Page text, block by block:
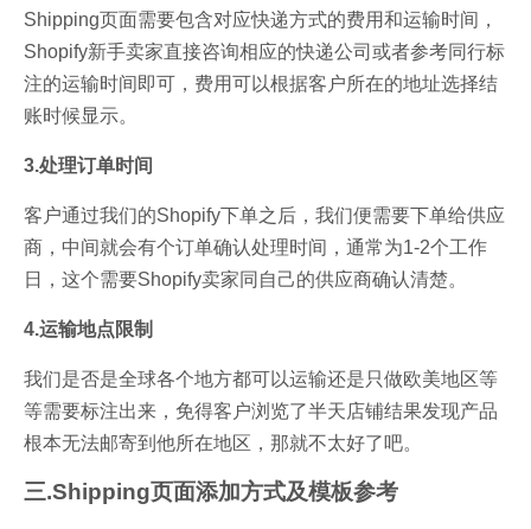
Shipping页面需要包含对应快递方式的费用和运输时间，
Shopify新手卖家直接咨询相应的快递公司或者参考同行标
注的运输时间即可，费用可以根据客户所在的地址选择结
账时候显示。
3.处理订单时间
客户通过我们的Shopify下单之后，我们便需要下单给供应
商，中间就会有个订单确认处理时间，通常为1-2个工作
日，这个需要Shopify卖家同自己的供应商确认清楚。
4.运输地点限制
我们是否是全球各个地方都可以运输还是只做欧美地区等
等需要标注出来，免得客户浏览了半天店铺结果发现产品
根本无法邮寄到他所在地区，那就不太好了吧。
三.Shipping页面添加方式及模板参考